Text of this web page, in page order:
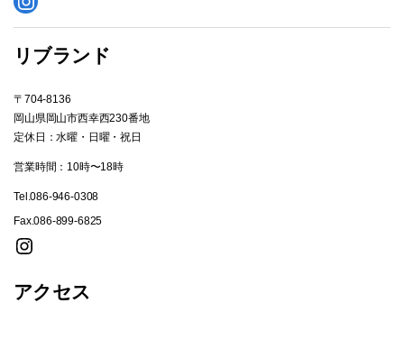
Instagram
リブランド
〒704-8136
岡山県岡山市西幸西230番地
定休日：水曜・日曜・祝日
営業時間：10時〜18時
Tel.086-946-0308
Fax.086-899-6825
Instagram
アクセス